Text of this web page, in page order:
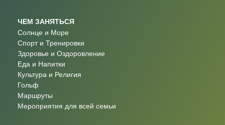
ЧЕМ ЗАНЯТЬСЯ
Солнце и Море
Спорт и Тренировки
Здоровье и Оздоровление
Еда и Напитки
Культура и Религия
Гольф
Маршруты
Мероприятия для всей семьи